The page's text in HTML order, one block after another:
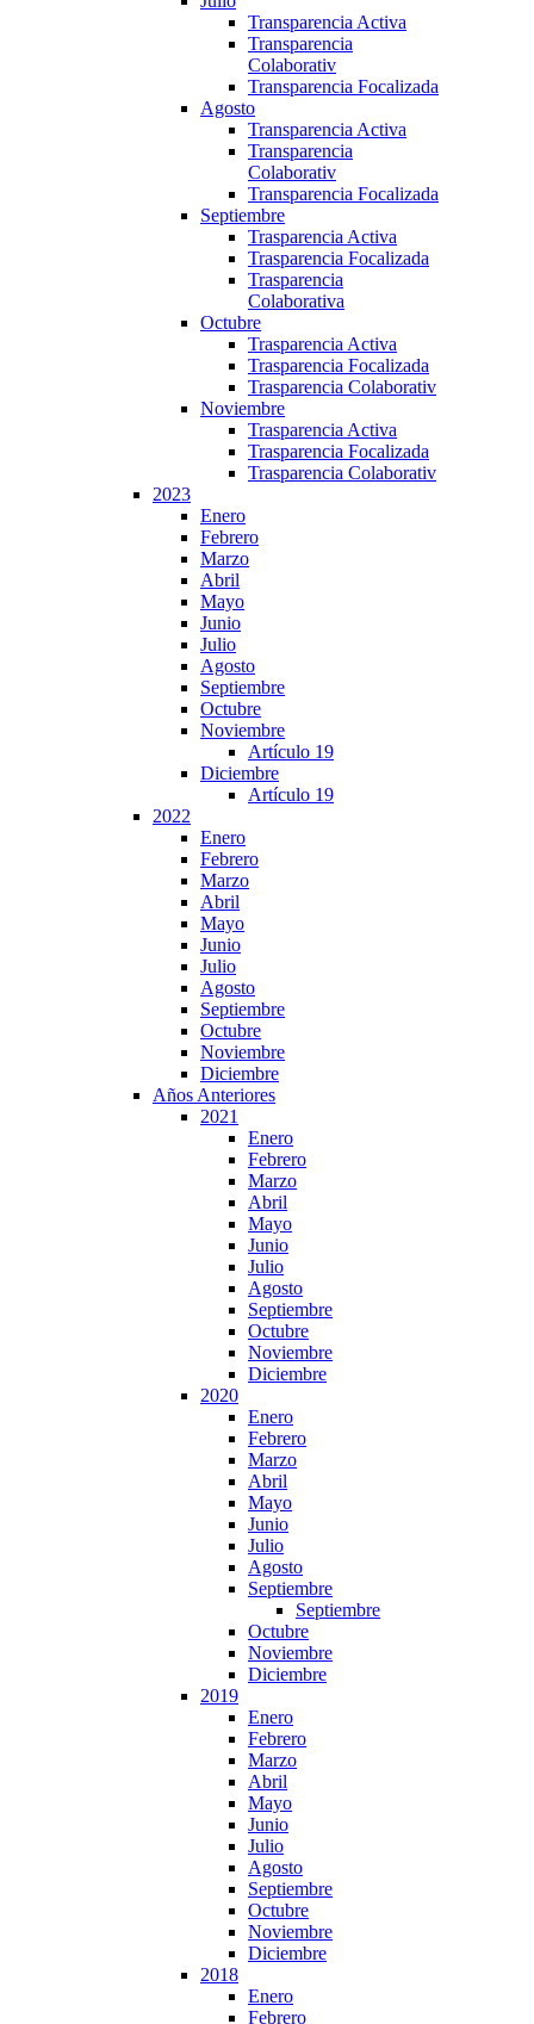
Transparencia Activa
Transparencia
Colaborativ
Transparencia Focalizada
Agosto
Transparencia Activa
Transparencia
Colaborativ
Transparencia Focalizada
Septiembre
Trasparencia Activa
Trasparencia Focalizada
Trasparencia
Colaborativa
Octubre
Trasparencia Activa
Trasparencia Focalizada
Trasparencia Colaborativ
Noviembre
Trasparencia Activa
Trasparencia Focalizada
Trasparencia Colaborativ
2023
Enero
Febrero
Marzo
Abril
Mayo
Junio
Julio
Agosto
Septiembre
Octubre
Noviembre
Artículo 19
Diciembre
Artículo 19
2022
Enero
Febrero
Marzo
Abril
Mayo
Junio
Julio
Agosto
Septiembre
Octubre
Noviembre
Diciembre
Años Anteriores
2021
Enero
Febrero
Marzo
Abril
Mayo
Junio
Julio
Agosto
Septiembre
Octubre
Noviembre
Diciembre
2020
Enero
Febrero
Marzo
Abril
Mayo
Junio
Julio
Agosto
Septiembre
Septiembre
Octubre
Noviembre
Diciembre
2019
Enero
Febrero
Marzo
Abril
Mayo
Junio
Julio
Agosto
Septiembre
Octubre
Noviembre
Diciembre
2018
Enero
Febrero